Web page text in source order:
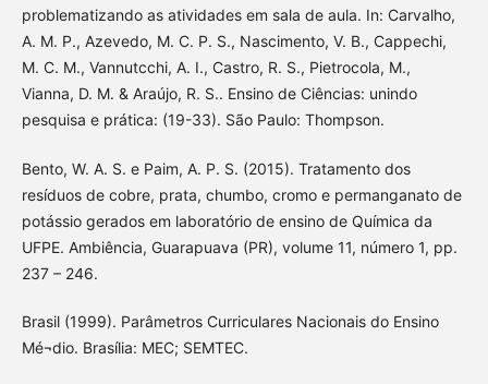
problematizando as atividades em sala de aula. In: Carvalho,
A. M. P., Azevedo, M. C. P. S., Nascimento, V. B., Cappechi,
M. C. M., Vannutcchi, A. I., Castro, R. S., Pietrocola, M.,
Vianna, D. M. & Araújo, R. S.. Ensino de Ciências: unindo
pesquisa e prática: (19-33). São Paulo: Thompson.
Bento, W. A. S. e Paim, A. P. S. (2015). Tratamento dos
resíduos de cobre, prata, chumbo, cromo e permanganato de
potássio gerados em laboratório de ensino de Química da
UFPE. Ambiência, Guarapuava (PR), volume 11, número 1, pp.
237 – 246.
Brasil (1999). Parâmetros Curriculares Nacionais do Ensino
Mé¬dio. Brasília: MEC; SEMTEC.